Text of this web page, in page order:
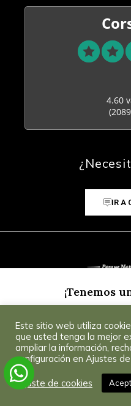
4.60
IR A
©
¡Tenemos
descuentopara tu
Este sitio web utiliza
que usted tenga la mejor
ampliar la información,
configuración en Ajustes
Ajuste de cookies